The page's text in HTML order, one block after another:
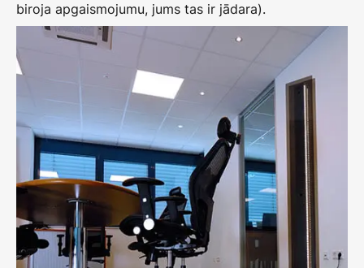
biroja apgaismojumu, jums tas ir jādara).